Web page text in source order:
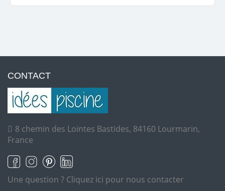
CONTACT
8 chemin des Lointes Bastides, 84160 Lourmarin,
France
Une question ? Cliquez ici pour nous contacter